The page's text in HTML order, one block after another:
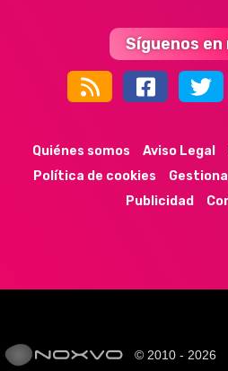
Síguenos en
44k 9k
Quiénes somos Aviso Legal
Política de cookies
Publicidad
© 2010 - 2026